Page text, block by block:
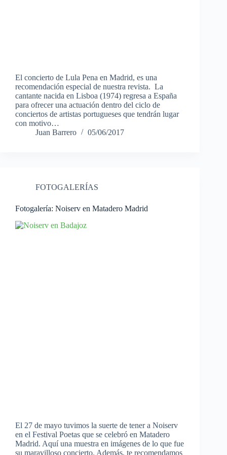
El concierto de Lula Pena en Madrid, es una
recomendación especial de nuestra revista. La
cantante nacida en Lisboa (1974) regresa a España
para ofrecer una actuación dentro del ciclo de
conciertos de artistas portugueses que tendrán lugar
con motivo…
Juan Barrero
05/06/2017
FOTOGALERÍAS
Fotogalería: Noiserv en Matadero Madrid
El 27 de mayo tuvimos la suerte de tener a Noiserv
en el Festival Poetas que se celebró en Matadero
Madrid. Aquí una muestra en imágenes de lo que fue
su maravilloso concierto. Además, te recomendamos